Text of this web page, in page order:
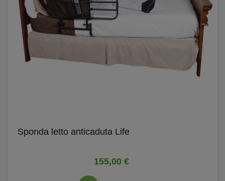
Sponda letto anticaduta Life
155,00 €